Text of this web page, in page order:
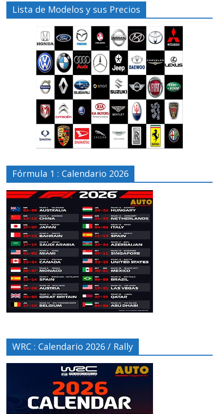
Lista de Modelos y sus Precios
Fórmula 1 : Calendario 2026
WRC : Calendario 2026 / Rally